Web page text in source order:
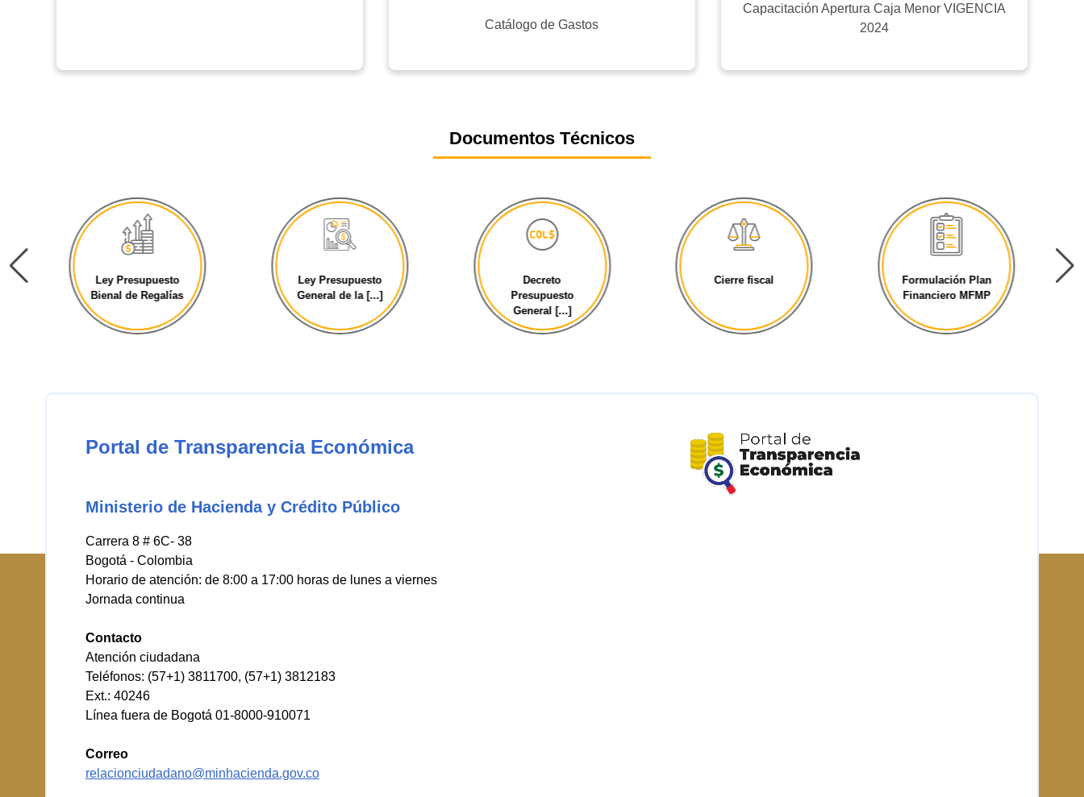
Catálogo de Gastos
Capacitación Apertura Caja Menor VIGENCIA
2024
Documentos Técnicos
Ley Presupuesto
Bienal de Regalías
Ley Presupuesto
General de la [...]
Decreto
Presupuesto
General [...]
Cierre fiscal
Formulación Plan
Financiero MFMP
Portal de Transparencia Económica
Ministerio de Hacienda y Crédito Público
Carrera 8 # 6C- 38
Bogotá - Colombia
Horario de atención: de 8:00 a 17:00 horas de lunes a viernes
Jornada continua
Contacto
Atención ciudadana
Teléfonos: (57+1) 3811700, (57+1) 3812183
Ext.: 40246
Línea fuera de Bogotá 01-8000-910071
Correo
relacionciudadano@minhacienda.gov.co